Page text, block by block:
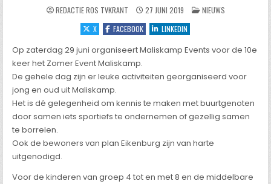
REDACTIE ROS TVKRANT 27 JUNI 2019 GEPLAATST
IN
NIEUWS
X
FACEBOOK LINKEDIN
Op zaterdag 29 juni organiseert Maliskamp Events voor de 10e
keer het Zomer Event Maliskamp.
De gehele dag zijn er leuke activiteiten georganiseerd voor
jong en oud uit Maliskamp.
Het is dé gelegenheid om kennis te maken met buurtgenoten
door samen iets sportiefs te ondernemen of gezellig samen
te borrelen.
Ook de bewoners van plan Eikenburg zijn van harte
uitgenodigd.
Voor de kinderen van groep 4 tot en met 8 en de middelbare